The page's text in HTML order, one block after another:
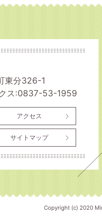
東分326-1
ス:0837-53-1959
アクセス
サイトマップ
Copyright (c) 2020